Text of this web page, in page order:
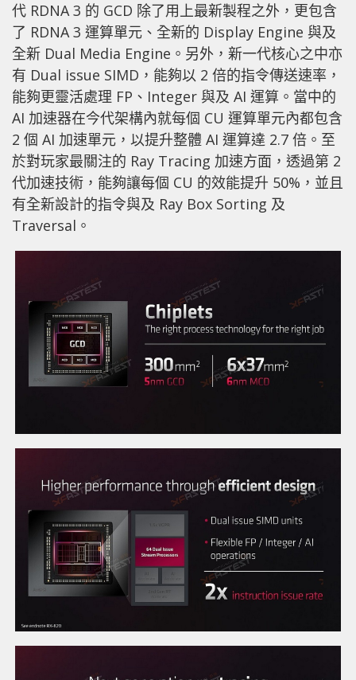
代 RDNA 3 的 GCD 除了用上最新製程之外，更包含
了 RDNA 3 運算單元、全新的 Display Engine 與及
全新 Dual Media Engine。另外，新一代核心之中亦
有 Dual issue SIMD，能夠以 2 倍的指令傳送速率，
能夠更靈活處理 FP、Integer 與及 AI 運算。當中的
AI 加速器在今代架構內就每個 CU 運算單元內都包含
2 個 AI 加速單元，以提升整體 AI 運算達 2.7 倍。至
於對玩家最關注的 Ray Tracing 加速方面，透過第 2
代加速技術，能夠讓每個 CU 的效能提升 50%，並且
有全新設計的指令與及 Ray Box Sorting 及
Traversal。